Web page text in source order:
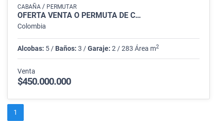
CABAÑA / PERMUTAR
OFERTA VENTA O PERMUTA DE C…
Colombia
Alcobas: 5 / Baños: 3 /Garaje: 2 / 283 Área m2
Venta
$450.000.000
1